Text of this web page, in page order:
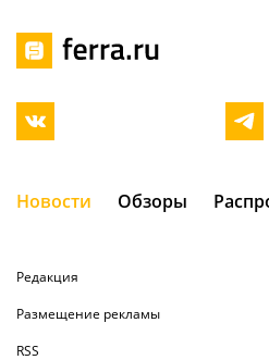
Новости Обзоры
Редакция
Размещение рекламы
RSS